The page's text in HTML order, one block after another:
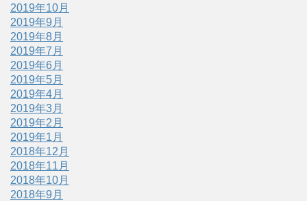
2019年10月
2019年9月
2019年8月
2019年7月
2019年6月
2019年5月
2019年4月
2019年3月
2019年2月
2019年1月
2018年12月
2018年11月
2018年10月
2018年9月